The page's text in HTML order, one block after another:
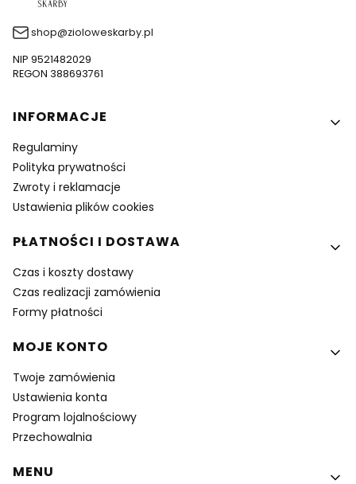
shop@zioloweskarby.pl
NIP 9521482029
REGON 388693761
Linki w stopce
INFORMACJE
Regulaminy
Polityka prywatności
Zwroty i reklamacje
Ustawienia plików cookies
PŁATNOŚCI I DOSTAWA
Czas i koszty dostawy
Czas realizacji zamówienia
Formy płatności
MOJE KONTO
Twoje zamówienia
Ustawienia konta
Program lojalnościowy
Przechowalnia
MENU